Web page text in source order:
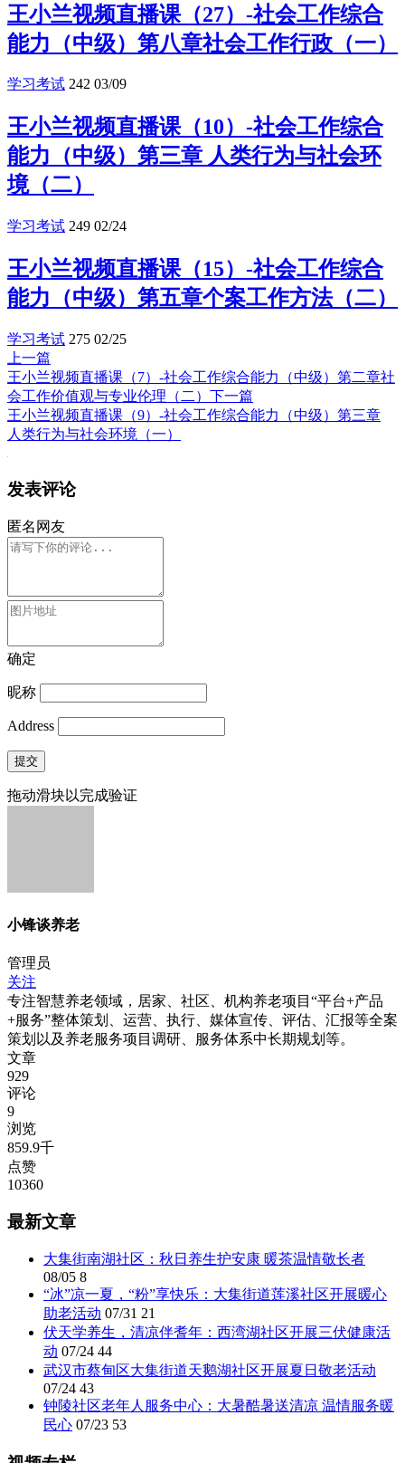
王小兰视频直播课（27）-社会工作综合
能力（中级）第八章社会工作行政（一）
学习考试 242 03/09
王小兰视频直播课（10）-社会工作综合
能力（中级）第三章 人类行为与社会环
境（二）
学习考试 249 02/24
王小兰视频直播课（15）-社会工作综合
能力（中级）第五章个案工作方法（二）
学习考试 275 02/25
上一篇
王小兰视频直播课（7）-社会工作综合能力（中级）第二章社
会工作价值观与专业伦理（二） 下一篇
王小兰视频直播课（9）-社会工作综合能力（中级）第三章
人类行为与社会环境（一）
发表评论
匿名网友
确定
昵称
Address
提交
拖动滑块以完成验证
小锋谈养老
管理员
关注
专注智慧养老领域，居家、社区、机构养老项目“平台+产品
+服务”整体策划、运营、执行、媒体宣传、评估、汇报等全案
策划以及养老服务项目调研、服务体系中长期规划等。
文章
929
评论
9
浏览
859.9千
点赞
10360
最新文章
大集街南湖社区：秋日养生护安康 暖茶温情敬长者
08/05 8
“冰”凉一夏，“粉”享快乐：大集街道莲溪社区开展暖心
助老活动 07/31 21
伏天学养生，清凉伴耆年：西湾湖社区开展三伏健康活
动 07/24 44
武汉市蔡甸区大集街道天鹅湖社区开展夏日敬老活动
07/24 43
钟陵社区老年人服务中心：大暑酷暑送清凉 温情服务暖
民心 07/23 53